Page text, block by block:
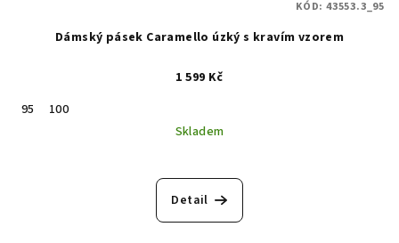
Dámský pásek Caramello úzký s kravím vzorem
1 599 Kč
95
100
Skladem
Detail
KÓD: 43553.3_95